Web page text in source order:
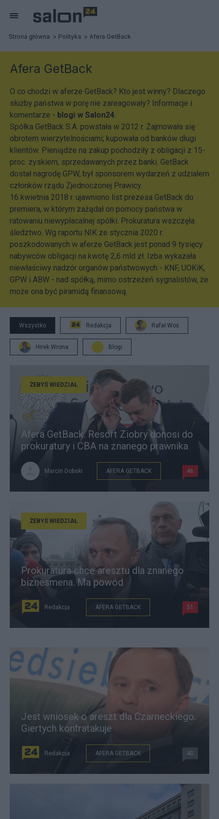
Strona główna Polityka Afera GetBack
Afera GetBack
O co chodzi w aferze GetBack? Kto jest winny? Dlaczego
służby państwa w porę nie zareagowały? Informacje i
komentarze - blogi w Salon24.
Spółka GetBack S.A. powstała w 2012 r. Zajmowała się
obrotem wierzytelnościami; kupowała od banków długi
klientów. Pieniądze na zakup pochodziły z obligacji z 15-
proc. zyskiem, sprzedawanych przez banki. GetBack
dostał nagrodę GPW, był sponsorem wydarzeń z udziałem
członków rządu Zjednoczonej Prawicy.
16 kwietnia 2018 r. ujawniono list prezesa GetBack do
premiera, w którym zażądał on pomocy państwa w
ratowaniu niewypłacalnej spółki. Prokuratura wszczęła
śledztwo. Wg raportu NIK ze stycznia 2020 r.
poszkodowanych w aferze GetBack jest ponad 9 tysięcy
nabywców obligacji na kwotę 2,6 mld zł. Izba wykazała
niewłaściwy nadzór organów państwowych - KNF, UOKiK,
GPW i ABW - nad spółką, mimo ostrzeżeń sygnalistów, że
może ona być piramidą finansową.
Wszystko Redakcja Rafał Woś
Hirek Wrona Blogi
ŻEBYŚ WIEDZIAŁ
Afera GetBack. Resort Ziobry donosi do
prokuratury i CBA na znanego prawnika
Marcin Dobski AFERA GETBACK 46
ŻEBYŚ WIEDZIAŁ
Prokuratura chce aresztu dla znanego
biznesmena. Ma powód
Redakcja AFERA GETBACK 51
Jest wniosek o areszt dla Czarneckiego.
Giertych kontratakuje
Redakcja AFERA GETBACK 40